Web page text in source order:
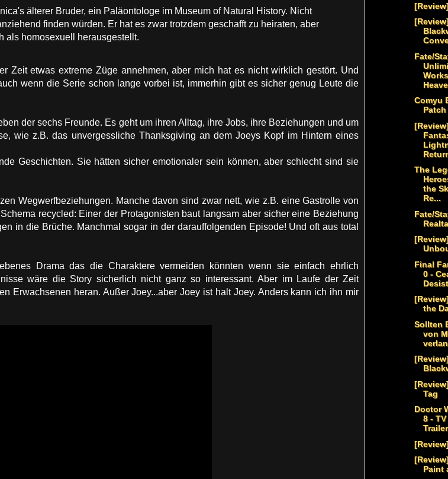
älterer Bruder, ein Paläontologe im Museum of Natural History. Nicht
finden würden. Er hat es zwar trotzdem geschafft zu heiraten, aber
als homosexuell herausgestellt.
Zeit etwas extreme Züge annehmen, aber mich hat es nicht wirklich gestört. Und
wenn die Serie schon lange vorbei ist, immerhin gibt es sicher genug Leute die
der sechs Freunde. Es geht um ihren Alltag, ihre Jobs, ihre Beziehungen und um
wie z.B. das unvergessliche Thanksgiving an dem Joeys Kopf im Hintern eines
Geschichten. Sie hätten sicher emotionaler sein können, aber schlecht sind sie
Wegwerfbeziehungen. Manche davon sind zwar nett, wie z.B. eine Gastrolle von
recycled: Einer der Protagonisten baut langsam aber sicher eine Beziehung
in die Brüche. Manchmal sogar in der darauffolgenden Episode! Und oft aus total
Drama das die Charaktere vermeiden könnten wenn sie einfach ehrlich
wäre die Story sicherlich nicht ganz so interessant. Aber im Laufe der Zeit
Erwachsenen heran. Außer Joey...aber Joey ist halt Joey. Anders kann ich ihn mir
Fate/
Comyu
Patch
The
the
Re...
Fate/
Final
0 -
Desist
the
Sollten
von
Tag
Doctor
8 -
Trailer
Paint